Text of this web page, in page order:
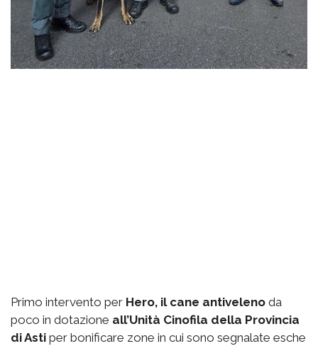
Primo intervento per Hero, il cane antiveleno da
poco in dotazione all’Unità Cinofila della Provincia
di Asti per bonificare zone in cui sono segnalate esche